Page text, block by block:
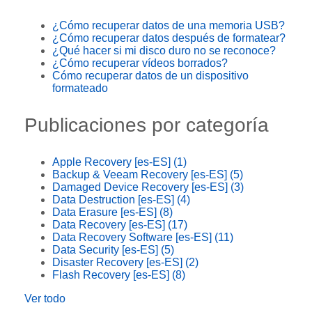
¿Cómo recuperar datos de una memoria USB?
¿Cómo recuperar datos después de formatear?
¿Qué hacer si mi disco duro no se reconoce?
¿Cómo recuperar vídeos borrados?
Cómo recuperar datos de un dispositivo
formateado
Publicaciones por categoría
Apple Recovery [es-ES] (1)
Backup & Veeam Recovery [es-ES] (5)
Damaged Device Recovery [es-ES] (3)
Data Destruction [es-ES] (4)
Data Erasure [es-ES] (8)
Data Recovery [es-ES] (17)
Data Recovery Software [es-ES] (11)
Data Security [es-ES] (5)
Disaster Recovery [es-ES] (2)
Flash Recovery [es-ES] (8)
Ver todo